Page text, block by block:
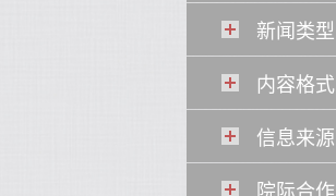
新闻类型
内容格式
信息来源
院际合作